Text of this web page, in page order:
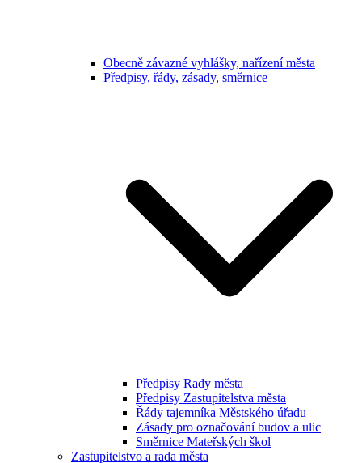
Obecně závazné vyhlášky, nařízení města
Předpisy, řády, zásady, směrnice
Předpisy Rady města
Předpisy Zastupitelstva města
Řády tajemníka Městského úřadu
Zásady pro označování budov a ulic
Směrnice Mateřských škol
Zastupitelstvo a rada města